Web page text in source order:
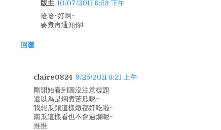
版主 10/07/2011 6:53 下午
哈哈~好啊~
要煮再通知你!
回覆
claire0824 9/25/2011 8:21 上午
剛開始看到圖沒注意標題
還以為是焖煮苦瓜呢~
我想瓜類這樣燉都好吃啦~
南瓜這樣看也不會過爛呢~
推推